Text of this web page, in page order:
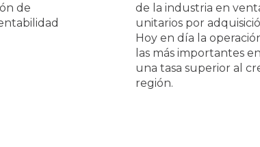
de
de la industria en
unitarios por
Hoy en día la
las más importantes
una tasa superior al
región.